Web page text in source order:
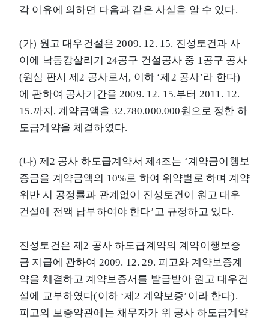
각 이유에 의하면 다음과 같은 사실을 알 수 있다.
(가) 원고 대우건설은 2009. 12. 15. 진성토건과 사
이에 낙동강살리기 24공구 건설공사 중 1공구 공사
(원심 판시 제2 공사로서, 이하 ‘제2 공사’라 한다)
에 관하여 공사기간을 2009. 12. 15.부터 2011. 12.
15.까지, 계약금액을 32,780,000,000원으로 정한 하
도급계약을 체결하였다.
(나) 제2 공사 하도급계약서 제4조는 ‘계약금이행보
증금을 계약금액의 10%로 하여 위약벌로 하며 계약
위반 시 공정률과 관계없이 진성토건이 원고 대우
건설에 전액 납부하여야 한다’고 규정하고 있다.
진성토건은 제2 공사 하도급계약의 계약이행보증
금 지급에 관하여 2009. 12. 29. 피고와 계약보증계
약을 체결하고 계약보증서를 발급받아 원고 대우건
설에 교부하였다(이하 ‘제2 계약보증’이라 한다).
피고의 보증약관에는 채무자가 위 공사 하도급계약